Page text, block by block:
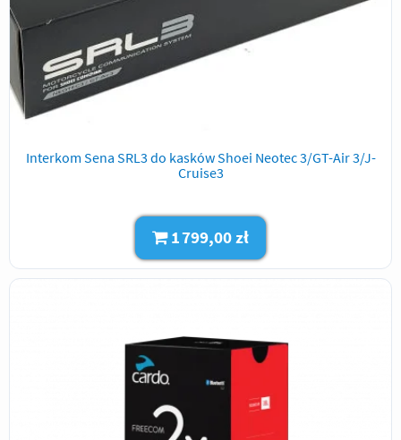
Interkom Sena SRL3 do kasków Shoei Neotec 3/GT-Air 3/J-
Cruise3
1 799,00 zł